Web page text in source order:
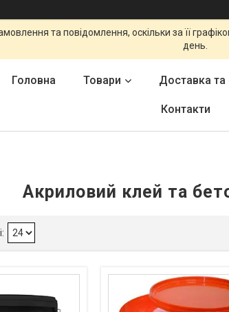
та повідомлення, оскільки за її
день.
Головна Товари Доставка та
Контакти
Акриловий клей та